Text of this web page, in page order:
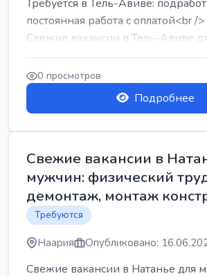
Требуется в Тель-Авиве:
постоянная работа с оплатой<br />
Свежие вакансии в Тель-Авиве
женщин от хозя...
0 просмотров
Подробнее
Свежие вакансии в
мужчин: физический
демонтаж, монтаж
Требуются
Наария Опубликовано:
Свежие вакансии в Натанье для